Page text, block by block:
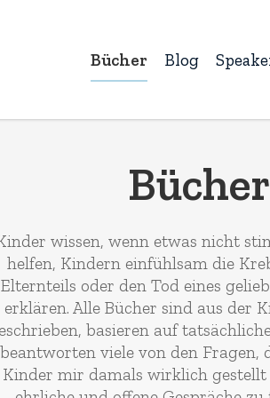
Bücher Blog
Bücher
wissen, wenn etwas nicht
helfen, Kindern einfühlsam die
Elternteils oder den Tod eines
erklären. Alle Bücher sind aus der
basieren auf
beantworten viele von den Fragen,
Kinder mir damals wirklich gestellt